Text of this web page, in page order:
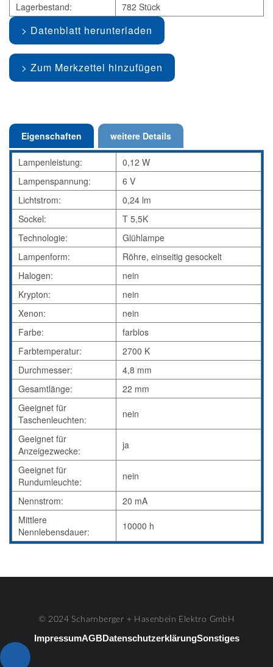
Lagerbestand:
782 Stück
Datenblatt herunterladen
Zum Merkzettel hinzufügen
Eigenschaften weitere Details
Lampenleistung:
0,12 W
Lampenspannung:
6 V
Lichtstrom:
0,24 lm
Sockel:
T 5,5K
Technologie:
Glühlampe
Lampenform:
Röhre, einseitig gesockelt
Halogen:
nein
Krypton:
nein
Xenon:
nein
Farbe:
farblos
Farbtemperatur:
2700 K
Durchmesser:
4,8 mm
Gesamtlänge:
22 mm
Geeignet für
Taschenleuchten:
nein
Geeignet für
Anzeigezwecke:
ja
Geeignet für
Rundumleuchte:
nein
Nennstrom:
20 mA
Mittlere
Nennlebensdauer:
10000 h
© 2024 Scharnberger + Hasenbein Elektro GmbH
ImpressumAGBDatenschutzerklärungSonstiges